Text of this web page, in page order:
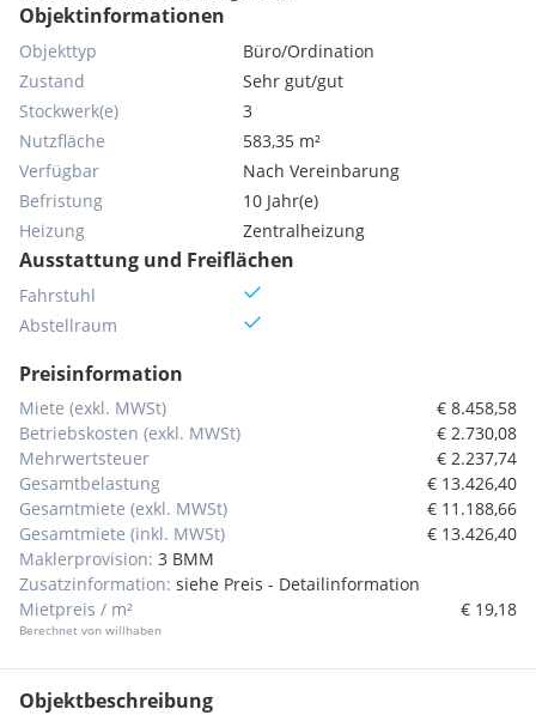
Objektinformationen
Objekttyp
Büro/Ordination
Zustand
Sehr gut/gut
Stockwerk(e)
3
Nutzfläche
583,35 m²
Verfügbar
Nach Vereinbarung
Befristung
10 Jahr(e)
Heizung
Zentralheizung
Ausstattung und Freiflächen
Fahrstuhl
Abstellraum
Preisinformation
Miete (exkl. MWSt)
€ 8.458,58
Betriebskosten (exkl. MWSt)
€ 2.730,08
Mehrwertsteuer
€ 2.237,74
Gesamtbelastung
€ 13.426,40
Gesamtmiete (exkl. MWSt)
€ 11.188,66
Gesamtmiete (inkl. MWSt)
€ 13.426,40
Maklerprovision: 3 BMM
Zusatzinformation: siehe Preis - Detailinformation
Mietpreis / m²
Berechnet von willhaben
€ 19,18
Objektbeschreibung